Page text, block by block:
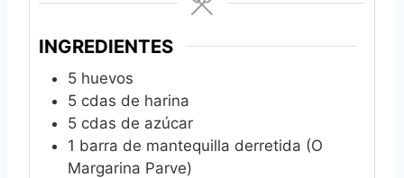
INGREDIENTES
5 huevos
5 cdas de harina
5 cdas de azúcar
1 barra de mantequilla derretida (O
Margarina Parve)